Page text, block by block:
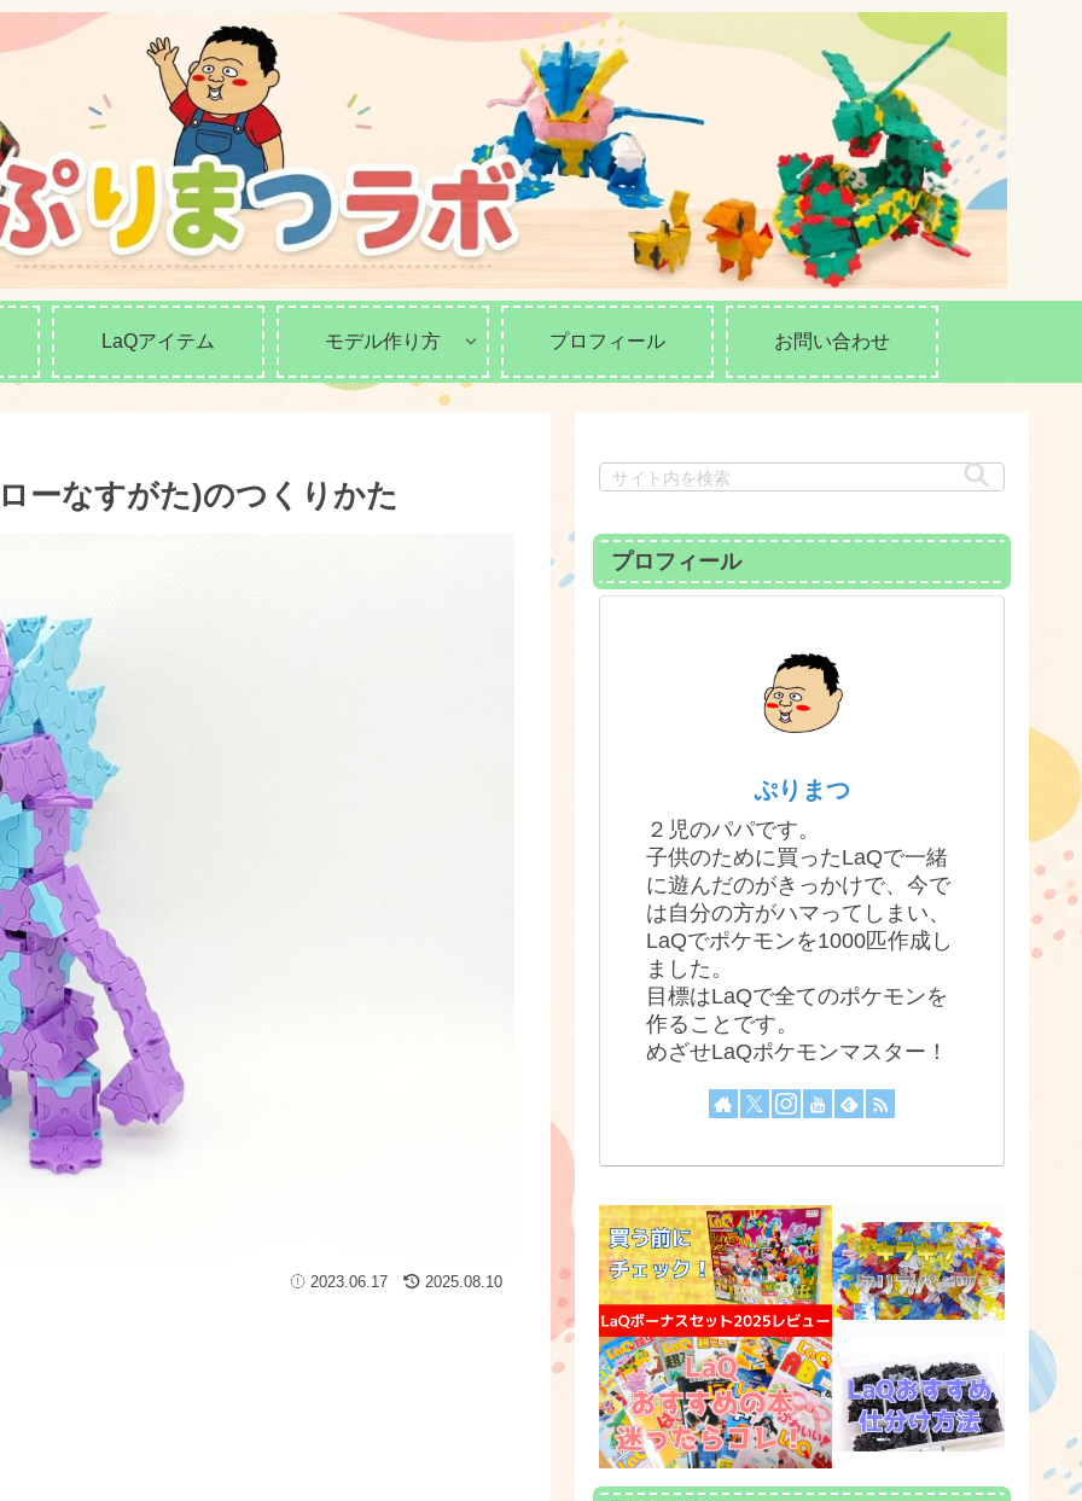
LaQアイテム モデル作り方 プロフィール お問い合わせ
ーなすがた)のつくりかた
2023.06.17 2025.08.10
プロフィール
ぷりまつ
２児のパパです。
子供のために買ったLaQで一緒
に遊んだのがきっかけで、今で
は自分の方がハマってしまい、
LaQでポケモンを1000匹作成し
ました。
目標はLaQで全てのポケモンを
作ることです。
めざせLaQポケモンマスター！